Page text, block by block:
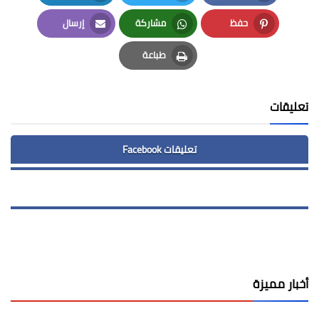
Facebook
Twitter
LinkedIn
حفظ
Pinterest
مشاركة
Whatsapp
إرسال
Email
طباعة
Print
تعليقات
تعليقات Facebook
أخبار مميزة